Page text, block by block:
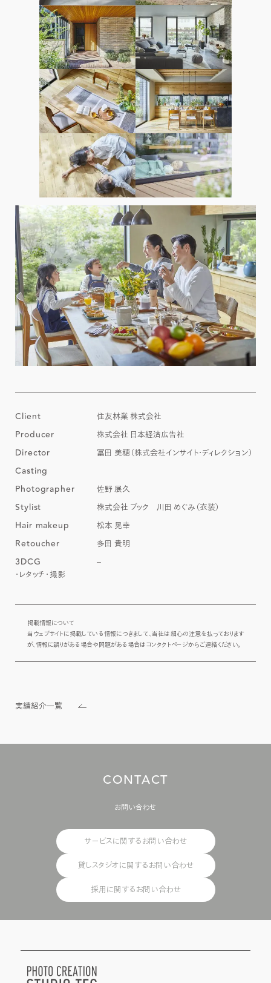
Client 住友林業 株式会社
Producer 株式会社 日本経済広告社
Director 冨田 美穂（株式会社インサイト・ディレクション）
Casting
Photographer
佐野 展久
Stylist 株式会社 ブック 川田 めぐみ（衣装）
Hair makeup 松本 晃幸
Retoucher 多田 貴明
3DCG
–
レタッチ
撮影
掲載情報について
当ウェブサイトに掲載している情報につきまして、当社は細心の注意を払っております
が、情報に誤りがある場合や問題がある場合はコンタクトページからご連絡ください。
実績紹介一覧
CONTACT
お問い合わせ
サービスに関するお問い合わせ
貸しスタジオに関するお問い合わせ
採用に関するお問い合わせ